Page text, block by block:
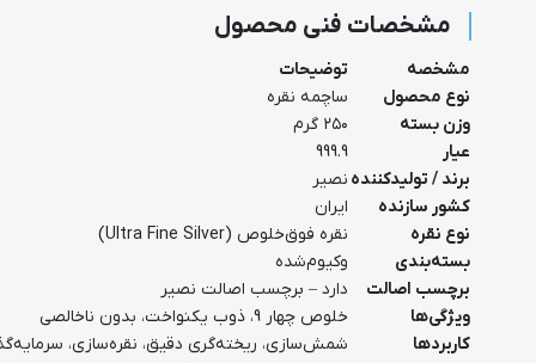
مشخصات فنی محصول
مشخصه
توضیحات
نوع محصول
ساچمه نقره
وزن بسته
۲۵۰ گرم
عیار
999.9
برند / تولیدکننده نصیر
کشور سازنده
ایران
نوع نقره
نقره فوق‌خلوص (Ultra Fine Silver)
بسته‌بندی
وکیوم‌شده
برچسب اصالت
دارد – برچسب اصالت نصیر
ویژگی‌ها
خلوص چهار 9، ذوب یکنواخت، بدون ناخالصی
کاربردها
شمش‌سازی، ریخته‌گری دقیق، نقره‌سازی،